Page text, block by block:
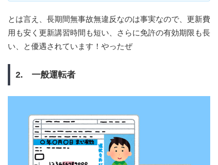
とは言え、長期間無事故無違反なのは事実なので、更新費
用も安く更新講習時間も短い、さらに免許の有効期限も長
い、と優遇されています！やったぜ
2. 一般運転者